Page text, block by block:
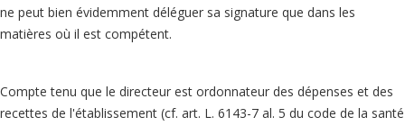
ne peut bien évidemment déléguer sa signature que dans les
matières où il est compétent.
Compte tenu que le directeur est ordonnateur des dépenses et des
recettes de l'établissement (cf. art. L. 6143-7 al. 5 du code de la santé